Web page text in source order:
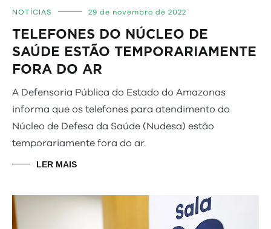
NOTÍCIAS 29 de novembro de 2022
TELEFONES DO NÚCLEO DE
SAÚDE ESTÃO TEMPORARIAMENTE
FORA DO AR
A Defensoria Pública do Estado do Amazonas
informa que os telefones para atendimento do
Núcleo de Defesa da Saúde (Nudesa) estão
temporariamente fora do ar.
LER MAIS